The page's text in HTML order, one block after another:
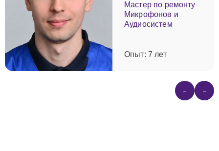
Мастер по ремонту
Микрофонов и
Аудиосистем
Опыт: 7 лет
← →